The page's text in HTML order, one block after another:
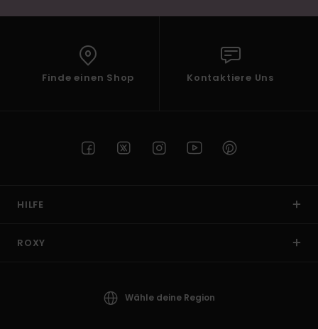
Finde einen Shop Kontaktiere Uns
HILFE
ROXY
Wähle deine Region